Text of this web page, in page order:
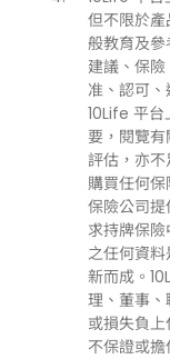
但不限於
般教育及
建議、保
准、認可
10Life 平
要，閱覽
評估，亦
購買任何
保險公司
求持牌保
之任何資
新而成。
理、董事
或損失負
不保證或